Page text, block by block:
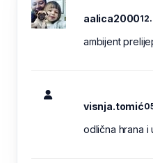
aalica2000
ambijent
visnja.tomić
odlična hrana i